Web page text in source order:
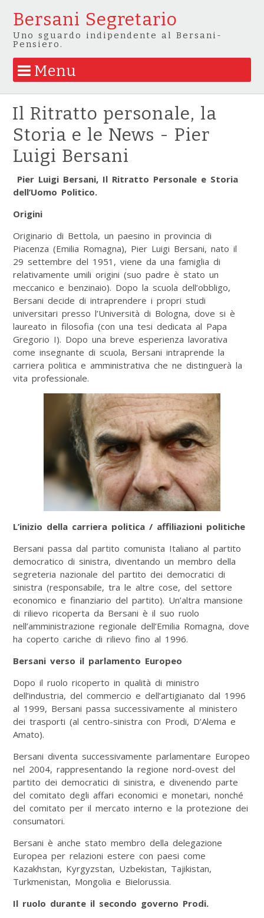
Bersani Segretario
Uno sguardo indipendente al Bersani-
Pensiero.
Menu
Skip to content
Il Ritratto personale, la
Storia e le News - Pier
Luigi Bersani
Pier Luigi Bersani, Il Ritratto Personale e Storia
dell’Uomo Politico.
Origini
Originario di Bettola, un paesino in provincia di
Piacenza (Emilia Romagna), Pier Luigi Bersani, nato il
29 settembre del 1951, viene da una famiglia di
relativamente umili origini (suo padre è stato un
meccanico e benzinaio). Dopo la scuola dell’obbligo,
Bersani decide di intraprendere i propri studi
universitari presso l’Università di Bologna, dove si è
laureato in filosofia (con una tesi dedicata al Papa
Gregorio I). Dopo una breve esperienza lavorativa
come insegnante di scuola, Bersani intraprende la
carriera politica e amministrativa che ne distinguerà la
vita professionale.
L’inizio della carriera politica / affiliazioni politiche
Bersani passa dal partito comunista Italiano al partito
democratico di sinistra, diventando un membro della
segreteria nazionale del partito dei democratici di
sinistra (responsabile, tra le altre cose, del settore
economico e finanziario del partito). Un’altra mansione
di rilievo ricoperta da Bersani è il suo ruolo
nell’amministrazione regionale dell’Emilia Romagna, dove
ha coperto cariche di rilievo fino al 1996.
Bersani verso il parlamento Europeo
Dopo il ruolo ricoperto in qualità di ministro
dell’industria, del commercio e dell’artigianato dal 1996
al 1999, Bersani passa successivamente al ministero
dei trasporti (al centro-sinistra con Prodi, D’Alema e
Amato).
Bersani diventa successivamente parlamentare Europeo
nel 2004, rappresentando la regione nord-ovest del
partito dei democratici di sinistra, e divenendo parte
del comitato degli affari economici e monetari, nonché
del comitato per il mercato interno e la protezione dei
consumatori.
Bersani è anche stato membro della delegazione
Europea per relazioni estere con paesi come
Kazakhstan, Kyrgyzstan, Uzbekistan, Tajikistan,
Turkmenistan, Mongolia e Bielorussia.
Il ruolo durante il secondo governo Prodi.